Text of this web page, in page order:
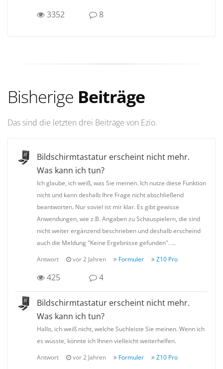
3352 8
Bisherige Beiträge
Das sind die letzten drei Beiträge von Ezio.
Bildschirmtastatur erscheint nicht mehr.
Was kann ich tun?
Ich glaube, ich weiß, was Sie meinen. Ich nutze diese Funktion
nicht und kann deshalb Ihre Frage nicht abschließend
beantworten. Nur soviel ist mir klar. Es gibt gewisse
Anwendungen, wie z.B. Angaben zu Schauspielern, die sind
nicht weiter ergänzend beschrieben und deshalb erscheind
auch die Meldung "Keine Ergebnisse gefunden". …
Antwort vor 2 Jahren Formuler Z10 Pro
425 4
Bildschirmtastatur erscheint nicht mehr.
Was kann ich tun?
Hallo, ich weiß nicht, welche Suchleiste Sie meinen. Wenn ich
es wüsste, könnte ich Ihnen vielleicht weiterhelfen.
Antwort vor 2 Jahren Formuler Z10 Pro